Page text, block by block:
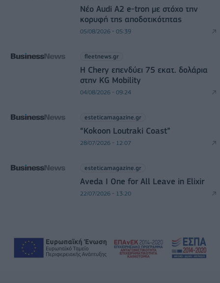
Νέο Audi A2 e-tron με στόχο την
κορυφή της αποδοτικότητας
05/08/2026 - 05:39
fleetnews.gr
Η Chery επενδύει 75 εκατ. δολάρια
στην KG Mobility
04/08/2026 - 09:24
esteticamagazine.gr
“Kokoon Loutraki Coast”
28/07/2026 - 12:07
esteticamagazine.gr
Aveda I One for All Leave in Elixir
22/07/2026 - 13:20